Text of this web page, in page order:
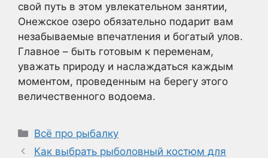
свой путь в этом увлекательном занятии,
Онежское озеро обязательно подарит вам
незабываемые впечатления и богатый улов.
Главное – быть готовым к переменам,
уважать природу и наслаждаться каждым
моментом, проведенным на берегу этого
величественного водоема.
Рубрики
Всё про рыбалку
Как выбрать рыболовный костюм для